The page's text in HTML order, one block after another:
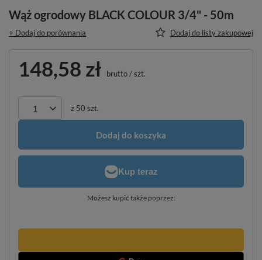
Wąż ogrodowy BLACK COLOUR 3/4" - 50m
+ Dodaj do porównania Dodaj do listy zakupowej
148,58 zł brutto/szt.
z 50 szt.
Dodaj do koszyka
Możesz kupić także poprzez: